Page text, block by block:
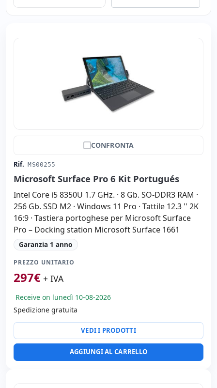
CONFRONTA
Rif. MS00255
Microsoft Surface Pro 6 Kit Portugués
Intel Core i5 8350U 1.7 GHz. · 8 Gb. SO-DDR3 RAM ·
256 Gb. SSD M2 · Windows 11 Pro · Tattile 12.3 '' 2K
16:9 · Tastiera portoghese per Microsoft Surface
Pro – Docking station Microsoft Surface 1661
Garanzia 1 anno
PREZZO UNITARIO
297€ + IVA
Receive on lunedì 10-08-2026
Spedizione gratuita
VEDI I PRODOTTI
AGGIUNGI AL CARRELLO